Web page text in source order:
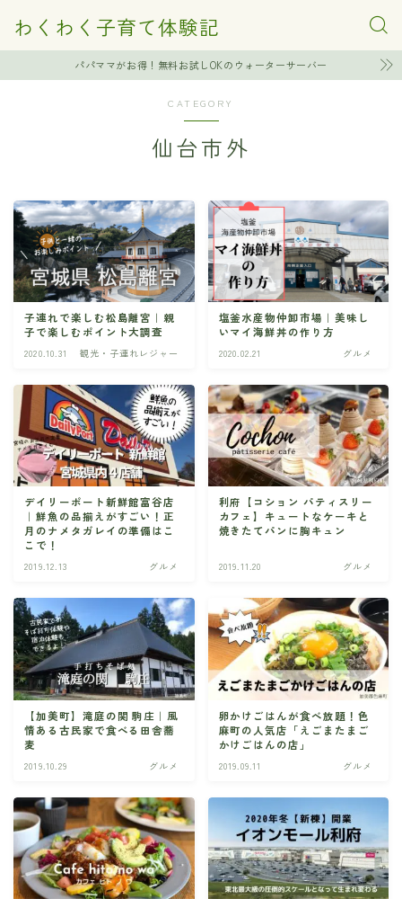
わくわく子育て体験記
パパママがお得！無料お試しOKのウォーターサーバー
CATEGORY
仙台市外
子連れで楽しむ松島離宮｜親
子で楽しむポイント大調査
2020.10.31 観光・子連れレジャー
塩釜水産物仲卸市場｜美味し
いマイ海鮮丼の作り方
2020.02.21 グルメ
デイリーポート新鮮館富谷店
｜鮮魚の品揃えがすごい！正
月のナメタガレイの準備はこ
こで！
2019.12.13 グルメ
利府【コション パティスリー
カフェ】キュートなケーキと
焼きたてパンに胸キュン
2019.11.20 グルメ
【加美町】滝庭の関 駒庄｜風
情ある古民家で食べる田舎蕎
麦
2019.10.29 グルメ
卵かけごはんが食べ放題！色
麻町の人気店「えごまたまご
かけごはんの店」
2019.09.11 グルメ